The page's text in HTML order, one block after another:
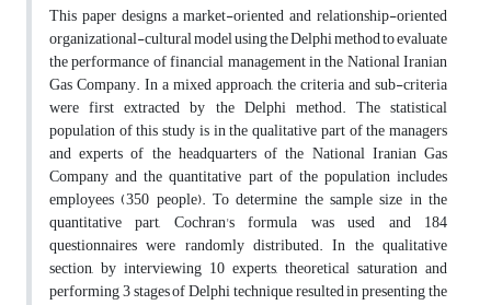
This paper designs a market-oriented and relationship-oriented
organizational-cultural model using the Delphi method to evaluate
the performance of financial management in the National Iranian
Gas Company. In a mixed approach, the criteria and sub-criteria
were first extracted by the Delphi method. The statistical
population of this study is in the qualitative part of the managers
and experts of the headquarters of the National Iranian Gas
Company and the quantitative part of the population includes
employees (350 people). To determine the sample size in the
quantitative part, Cochran's formula was used and 184
questionnaires were randomly distributed. In the qualitative
section, by interviewing 10 experts, theoretical saturation and
performing 3 stages of Delphi technique resulted in presenting the